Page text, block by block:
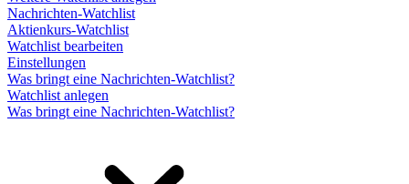
Nachrichten-Watchlist
Aktienkurs-Watchlist
Watchlist bearbeiten
Einstellungen
Was bringt eine Nachrichten-Watchlist?
Watchlist anlegen
Was bringt eine Nachrichten-Watchlist?